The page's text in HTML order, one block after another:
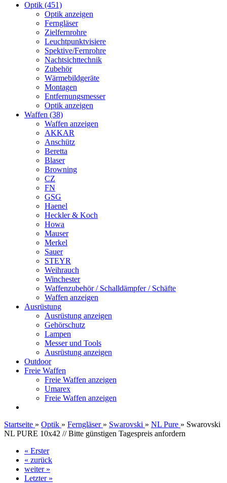
Optik (451)
Optik anzeigen
Ferngläser
Zielfernrohre
Leuchtpunktvisiere
Spektive/Fernrohre
Nachtsichttechnik
Zubehör
Wärmebildgeräte
Montagen
Entfernungsmesser
Optik anzeigen
Waffen (38)
Waffen anzeigen
AKKAR
Anschütz
Beretta
Blaser
Browning
CZ
FN
GSG
Haenel
Heckler & Koch
Howa
Mauser
Merkel
Sauer
STEYR
Weihrauch
Winchester
Waffenzubehör / Schalldämpfer / Schäfte
Waffen anzeigen
Ausrüstung
Ausrüstung anzeigen
Gehörschutz
Lampen
Messer und Tools
Ausrüstung anzeigen
Outdoor
Freie Waffen
Freie Waffen anzeigen
Umarex
Freie Waffen anzeigen
Startseite » Optik » Ferngläser » Swarovski » NL Pure » Swarovski
NL PURE 10x42 // Bitte günstigen Tagespreis anfordern
« Erster
« zurück
weiter »
Letzter »